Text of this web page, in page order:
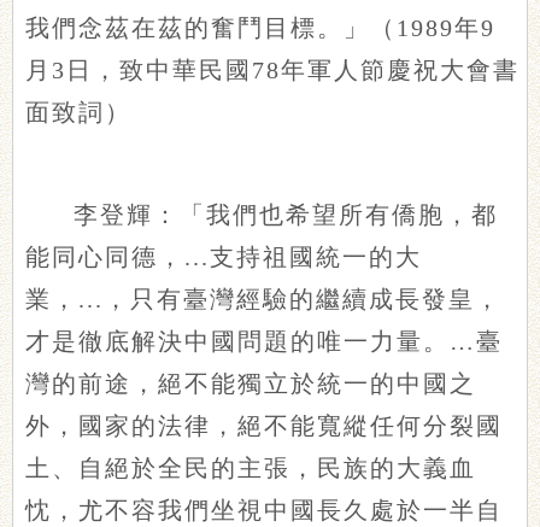
我們念茲在茲的奮鬥目標。」（1989年9
月3日，致中華民國78年軍人節慶祝大會書
面致詞）
李登輝：「我們也希望所有僑胞，都
能同心同德，...支持祖國統一的大
業，...，只有臺灣經驗的繼續成長發皇，
才是徹底解決中國問題的唯一力量。…臺
灣的前途，絕不能獨立於統一的中國之
外，國家的法律，絕不能寬縱任何分裂國
土、自絕於全民的主張，民族的大義血
忱，尤不容我們坐視中國長久處於一半自